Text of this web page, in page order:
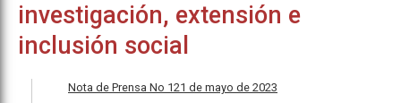
investigación, extensión e
inclusión social
Nota de Prensa No 121 de mayo de 2023